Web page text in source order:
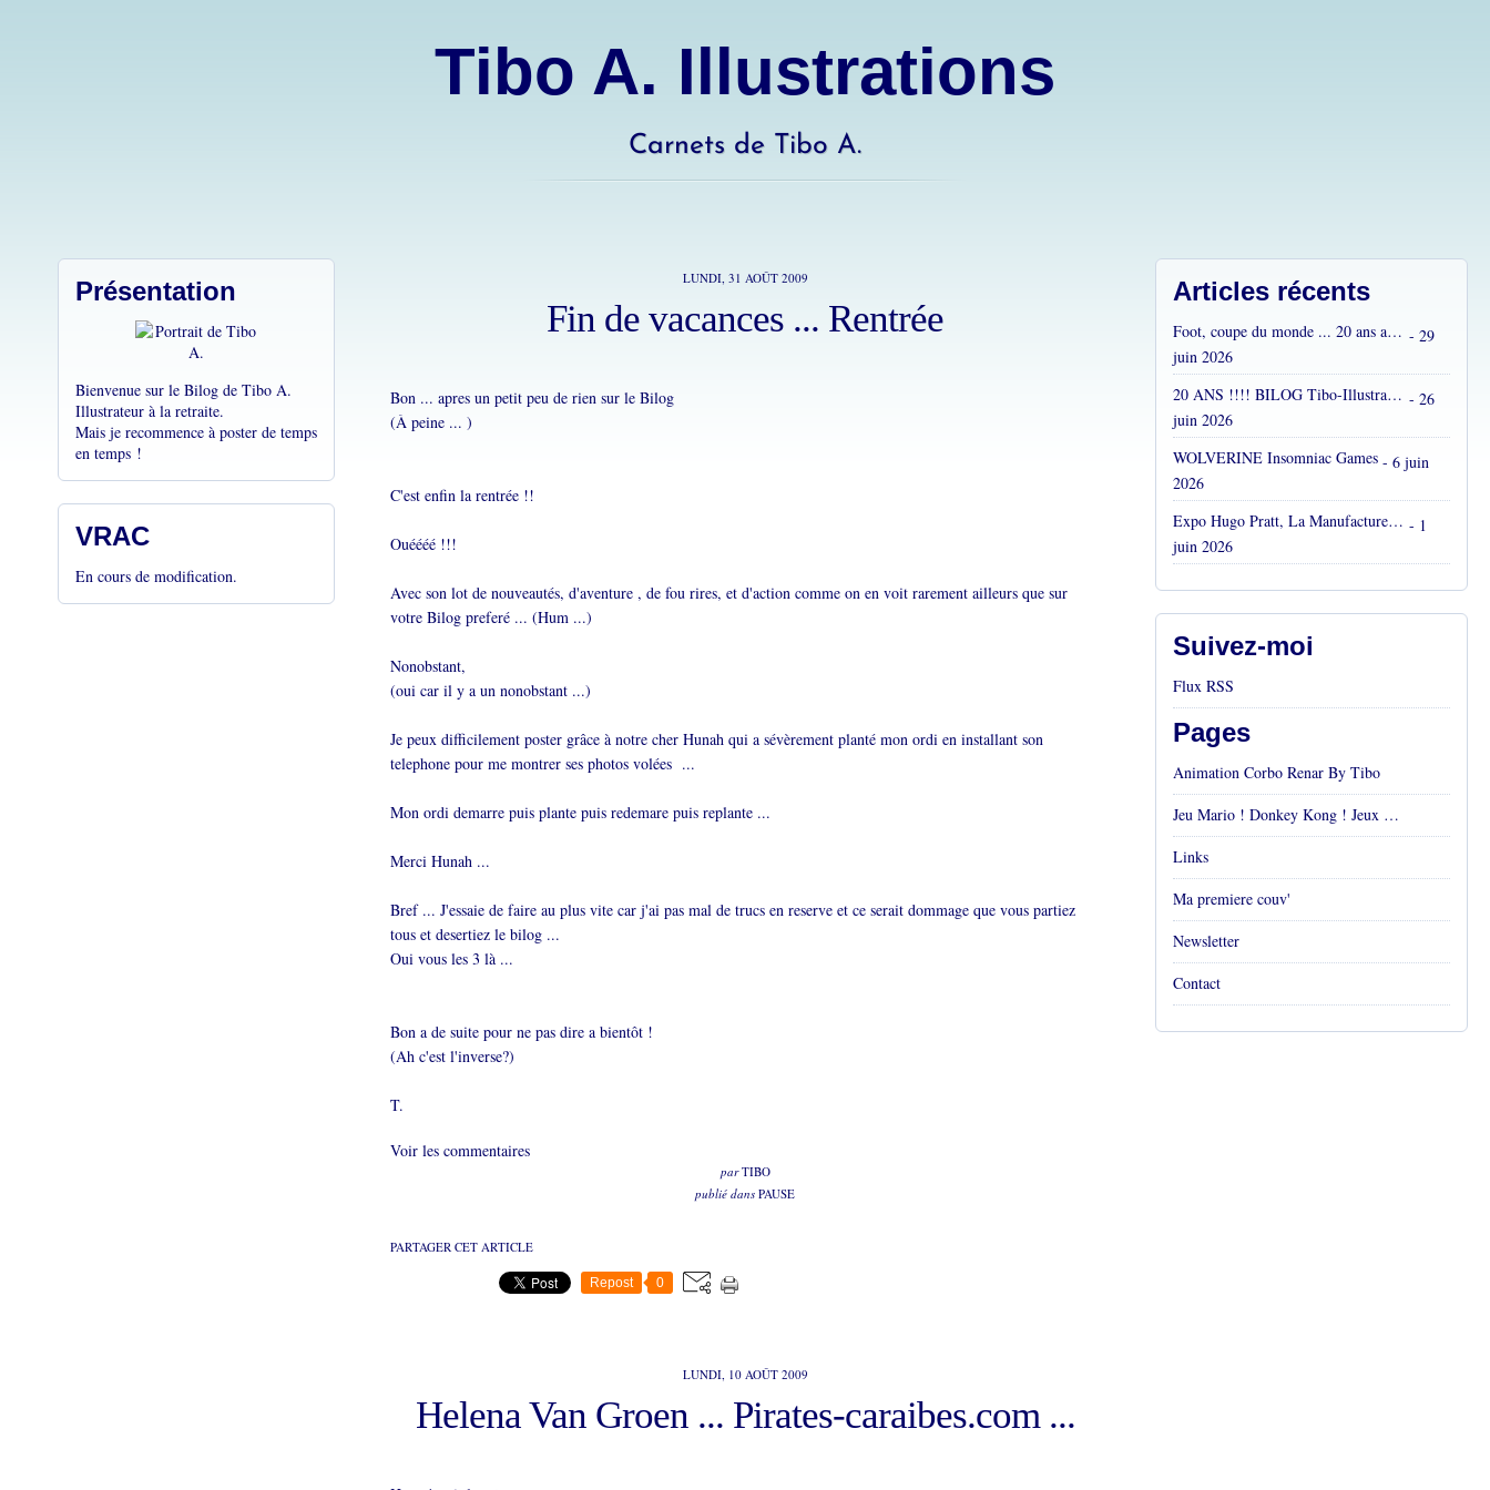
Tibo A. Illustrations
Carnets de Tibo A.
Présentation
Bienvenue sur le Bilog de Tibo A.
Illustrateur à la retraite.
Mais je recommence à poster de temps
en temps !
VRAC
En cours de modification.
LUNDI, 31 AOÛT 2009
Fin de vacances ... Rentrée
Bon ... apres un petit peu de rien sur le Bilog
(À peine ... )
C'est enfin la rentrée !!
Ouéééé !!!
Avec son lot de nouveautés, d'aventure , de fou rires, et d'action comme on en voit rarement ailleurs que sur
votre Bilog preferé ... (Hum ...)
Nonobstant,
(oui car il y a un nonobstant ...)
Je peux difficilement poster grâce à notre cher Hunah qui a sévèrement planté mon ordi en installant son
telephone pour me montrer ses photos volées ...
Mon ordi demarre puis plante puis redemare puis replante ...
Merci Hunah ...
Bref ... J'essaie de faire au plus vite car j'ai pas mal de trucs en reserve et ce serait dommage que vous partiez
tous et desertiez le bilog ...
Oui vous les 3 là ...
Bon a de suite pour ne pas dire a bientôt !
(Ah c'est l'inverse?)
T.
Voir les commentaires
parTIBO
publié dans PAUSE
PARTAGER CET ARTICLE
Repost 0
LUNDI, 10 AOÛT 2009
Helena Van Groen ... Pirates-caraibes.com ...
Articles récents
Foot, coupe du monde ... 20 ans après... - 29
juin 2026
20 ANS !!!! BILOG Tibo-Illustrations !! C'est fou ! - 26
juin 2026
WOLVERINE Insomniac Games - 6 juin
2026
Expo Hugo Pratt, La Manufacture, Aix en Provence, Mai 2026 - 1
juin 2026
Suivez-moi
Flux RSS
Pages
Animation Corbo Renar By Tibo
Jeu Mario ! Donkey Kong ! Jeux vidéos Rétro !
Links
Ma premiere couv'
Newsletter
Contact